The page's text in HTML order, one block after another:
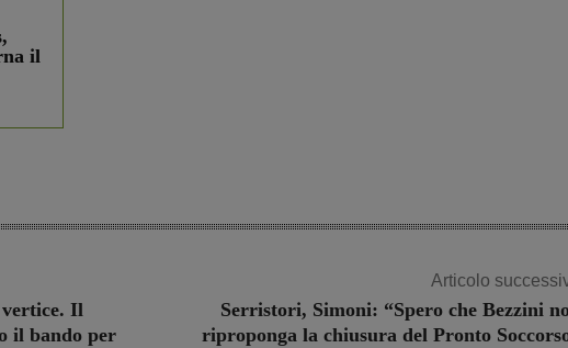
il
vertice. Il
il bando per
Articolo
Serristori, Simoni: “Spero che Bezzini
riproponga la chiusura del Pronto